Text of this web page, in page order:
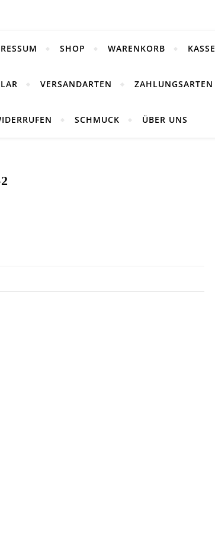
SHOP WARENKORB KASSE
VERSANDARTEN ZAHLUNGSARTEN
SCHMUCK ÜBER UNS